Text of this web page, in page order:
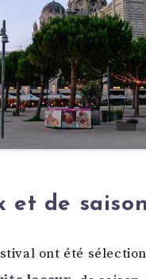
et de saison
ont été